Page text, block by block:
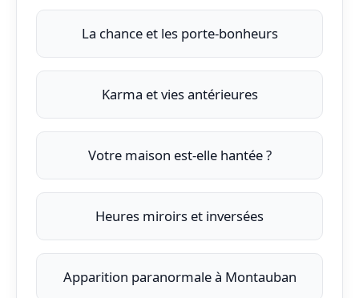
La chance et les porte-bonheurs
Karma et vies antérieures
Votre maison est-elle hantée ?
Heures miroirs et inversées
Apparition paranormale à Montauban